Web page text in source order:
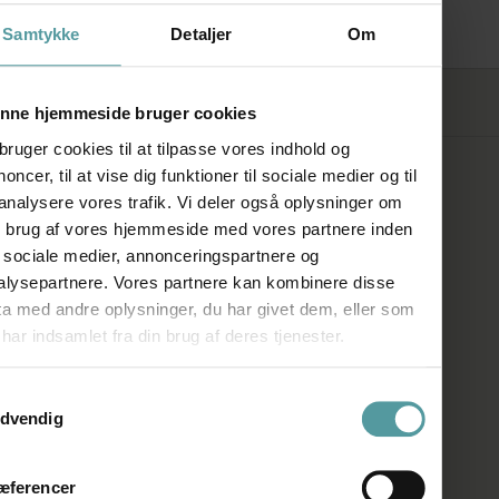
Samtykke Detaljer Om
hjemmeside bruger cookies
cookies til at tilpasse vores indhold og
til at vise dig funktioner til sociale medier og til
vores trafik. Vi deler også oplysninger om
brug af vores hjemmeside med vores partnere inden
medier, annonceringspartnere og
Vores partnere kan kombinere disse
med andre oplysninger, du har givet dem, eller som
indsamlet fra din brug af deres tjenester.
Plain
SHOWROOM
Kronprinsessegade 50A
1306 København K
Telefon:+45 33 93 93 31